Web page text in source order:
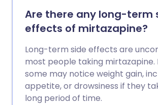
Are there any long-term
effects of mirtazapine?
Long-term side effects are
most people taking mirtazapine.
some may notice weight gain,
appetite, or drowsiness if they
long period of time.